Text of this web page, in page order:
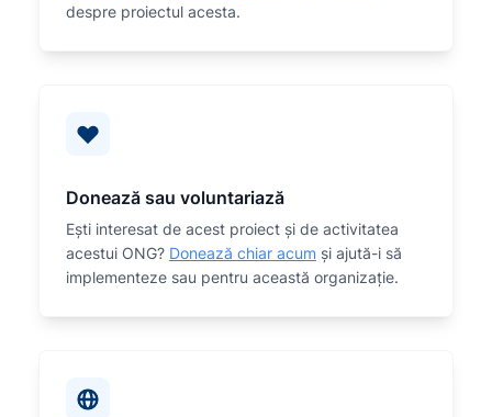
despre proiectul acesta.
Donează sau voluntariază
Eşti interesat de acest proiect și de activitatea
acestui ONG? Donează chiar acum și ajută-i să
implementeze sau pentru această organizaţie.